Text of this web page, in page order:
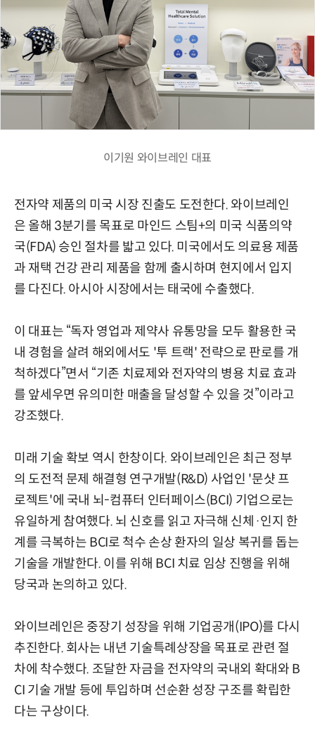
이기원 와이브레인 대표
전자약 제품의 미국 시장 진출도 도전한다. 와이브레인
은 올해 3분기를 목표로 마인드 스팀+의 미국 식품의약
국(FDA) 승인 절차를 밟고 있다. 미국에서도 의료용 제품
과 재택 건강 관리 제품을 함께 출시하며 현지에서 입지
를 다진다. 아시아 시장에서는 태국에 수출했다.
이 대표는 “독자 영업과 제약사 유통망을 모두 활용한 국
내 경험을 살려 해외에서도 '투 트랙' 전략으로 판로를 개
척하겠다”면서 “기존 치료제와 전자약의 병용 치료 효과
를 앞세우면 유의미한 매출을 달성할 수 있을 것”이라고
강조했다.
미래 기술 확보 역시 한창이다. 와이브레인은 최근 정부
의 도전적 문제 해결형 연구개발(R&D) 사업인 '문샷 프
로젝트'에 국내 뇌-컴퓨터 인터페이스(BCI) 기업으로는
유일하게 참여했다. 뇌 신호를 읽고 자극해 신체·인지 한
계를 극복하는 BCI로 척수 손상 환자의 일상 복귀를 돕는
기술을 개발한다. 이를 위해 BCI 치료 임상 진행을 위해
당국과 논의하고 있다.
와이브레인은 중장기 성장을 위해 기업공개(IPO)를 다시
추진한다. 회사는 내년 기술특례상장을 목표로 관련 절
차에 착수했다. 조달한 자금을 전자약의 국내외 확대와 B
CI 기술 개발 등에 투입하며 선순환 성장 구조를 확립한
다는 구상이다.